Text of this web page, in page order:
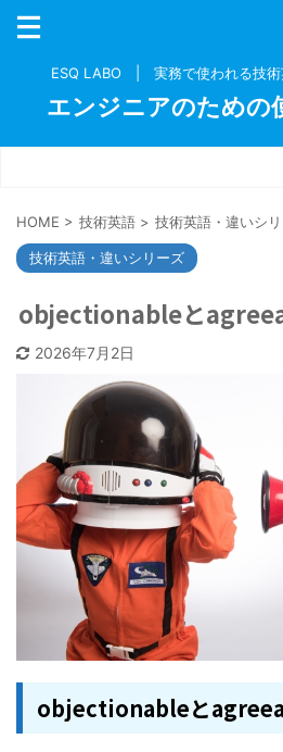
ESQ LABO | 実務で使われる技術
エンジニアのための
HOME > 技術英語 > 技術英語・違いシ
技術英語・違いシリーズ
objectionableと
2026年7月2日
objectionableと